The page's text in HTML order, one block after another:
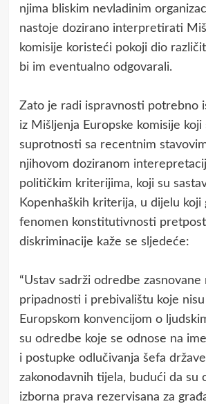
njima bliskim nevladinim
nastoje dozirano interpretirati
komisije koristeći pokoji dio
bi im eventualno odgovarali.
Zato je radi ispravnosti potrebno
iz Mišljenja Europske komisije
suprotnosti sa recentnim
njihovom doziranom
političkim kriterijima, koji su
Kopenhaških kriterija, u dijelu koji
fenomen konstitutivnosti
diskriminacije kaže se sljedeće:
“Ustav sadrži odredbe zasnovane
pripadnosti i prebivalištu koje nisu
Europskom konvencijom o
su odredbe koje se odnose na
i postupke odlučivanja šefa
zakonodavnih tijela, budući da su
izborna prava rezervisana za